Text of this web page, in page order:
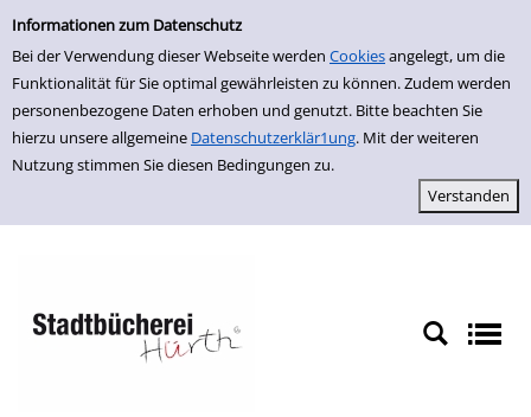
Einfache Suche
Informationen zum Datenschutz
Bei der Verwendung dieser Webseite werden Cookiesangelegt, um die
Funktionalität für Sie optimal gewährleisten zu können. Zudem werden
personenbezogene Daten erhoben und genutzt. Bitte beachten Sie
hierzu unsere allgemeine Datenschutzerklär1ung. Mit der weiteren
Nutzung stimmen Sie diesen Bedingungen zu.
zur Navigation springen
zum Inhalt springen
Zur Detailanzeige springen